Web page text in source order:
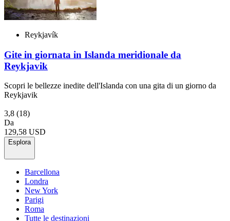
Reykjavík
Gite in giornata in Islanda meridionale da
Reykjavik
Scopri le bellezze inedite dell'Islanda con una gita di un giorno da
Reykjavik
3,8 (18)
Da
129,58 USD
Esplora
Barcellona
Londra
New York
Parigi
Roma
Tutte le destinazioni